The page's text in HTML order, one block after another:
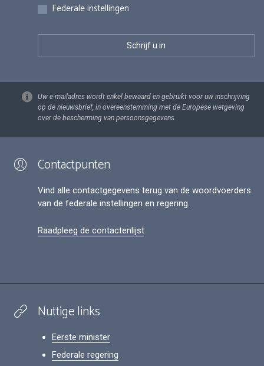
Federale instellingen
Uw e-mailadres wordt enkel bewaard en gebruikt voor uw inschrijving
op de nieuwsbrief, in overeenstemming met de Europese wetgeving
over de bescherming van persoonsgegevens.
Contactpunten
Vind alle contactgegevens terug van de woordvoerders
van de federale instellingen en regering.
Raadpleeg de contactenlijst
Nuttige links
Eerste minister
Federale regering